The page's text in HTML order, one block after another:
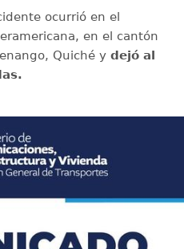
ocurrió en el
en el cantón
Quiché y dejó al